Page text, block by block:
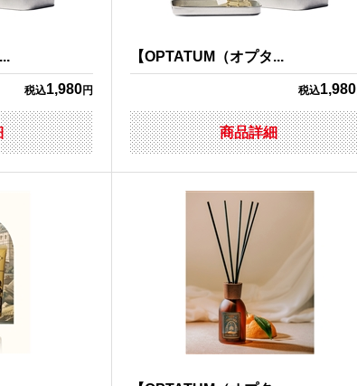
税込1,980円
【OPTATUM（オプタ...
税込1,980
商品詳細